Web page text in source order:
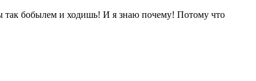
бобылем и ходишь! И я знаю почему! Потому что